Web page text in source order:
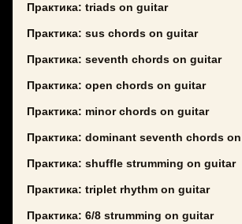
Практика: triads on guitar
Практика: sus chords on guitar
Практика: seventh chords on guitar
Практика: open chords on guitar
Практика: minor chords on guitar
Практика: dominant seventh chords
Практика: shuffle strumming on guitar
Практика: triplet rhythm on guitar
Практика: 6/8 strumming on guitar